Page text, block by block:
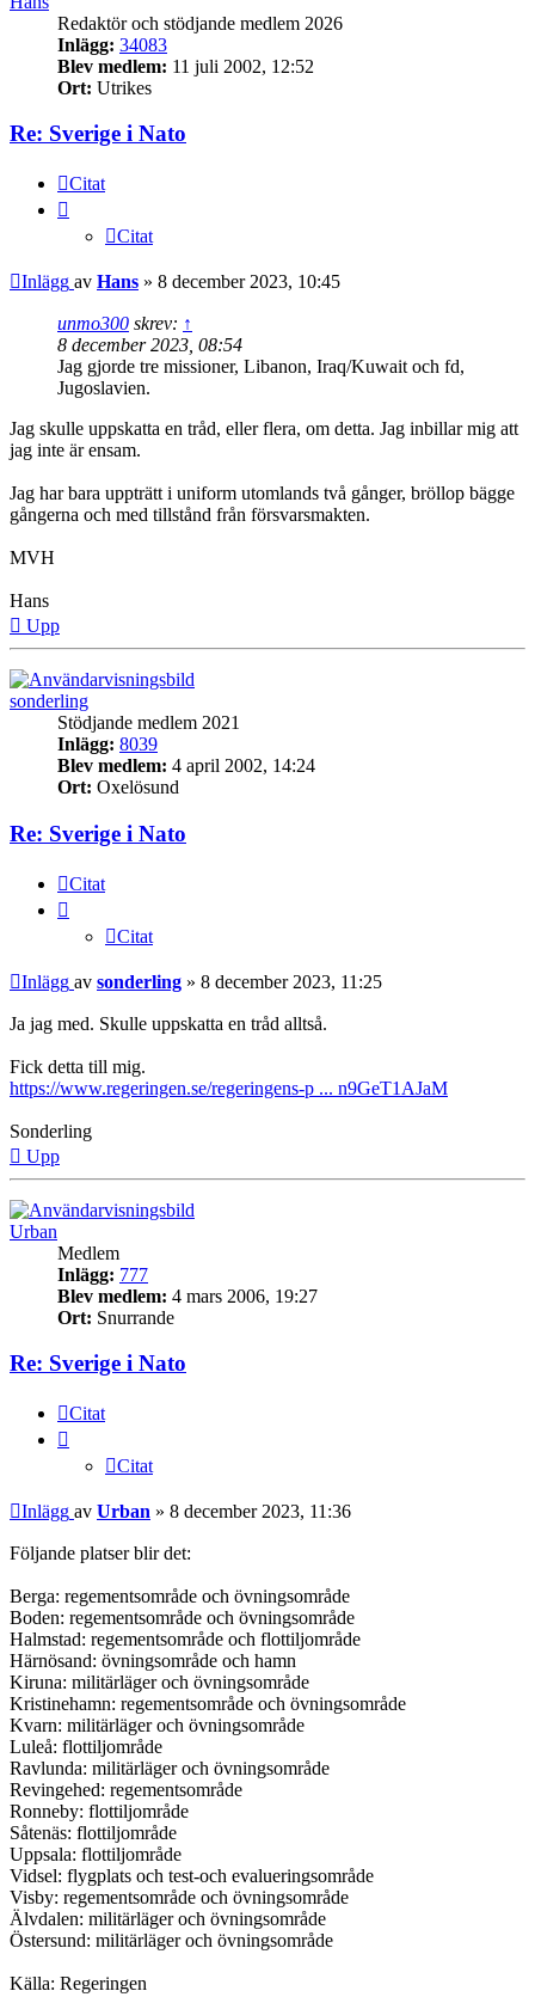
Redaktör och stödjande medlem 2026
Inlägg: 34083
Blev medlem: 11 juli 2002, 12:52
Ort: Utrikes
Re: Sverige i Nato
Citat
Citat
Inlägg av Hans » 8 december 2023, 10:45
unmo300 skrev: ↑
8 december 2023, 08:54
Jag gjorde tre missioner, Libanon, Iraq/Kuwait och fd,
Jugoslavien.
Jag skulle uppskatta en tråd, eller flera, om detta. Jag inbillar mig att
jag inte är ensam.
Jag har bara uppträtt i uniform utomlands två gånger, bröllop bägge
gångerna och med tillstånd från försvarsmakten.
MVH
Hans
Upp
sonderling
Stödjande medlem 2021
Inlägg: 8039
Blev medlem: 4 april 2002, 14:24
Ort: Oxelösund
Re: Sverige i Nato
Citat
Citat
Inlägg av sonderling » 8 december 2023, 11:25
Ja jag med. Skulle uppskatta en tråd alltså.
Fick detta till mig.
https://www.regeringen.se/regeringens-p ... n9GeT1AJaM
Sonderling
Upp
Urban
Medlem
Inlägg: 777
Blev medlem: 4 mars 2006, 19:27
Ort: Snurrande
Re: Sverige i Nato
Citat
Citat
Inlägg av Urban » 8 december 2023, 11:36
Följande platser blir det:
Berga: regementsområde och övningsområde
Boden: regementsområde och övningsområde
Halmstad: regementsområde och flottiljområde
Härnösand: övningsområde och hamn
Kiruna: militärläger och övningsområde
Kristinehamn: regementsområde och övningsområde
Kvarn: militärläger och övningsområde
Luleå: flottiljområde
Ravlunda: militärläger och övningsområde
Revingehed: regementsområde
Ronneby: flottiljområde
Såtenäs: flottiljområde
Uppsala: flottiljområde
Vidsel: flygplats och test-och evalueringsområde
Visby: regementsområde och övningsområde
Älvdalen: militärläger och övningsområde
Östersund: militärläger och övningsområde
Källa: Regeringen